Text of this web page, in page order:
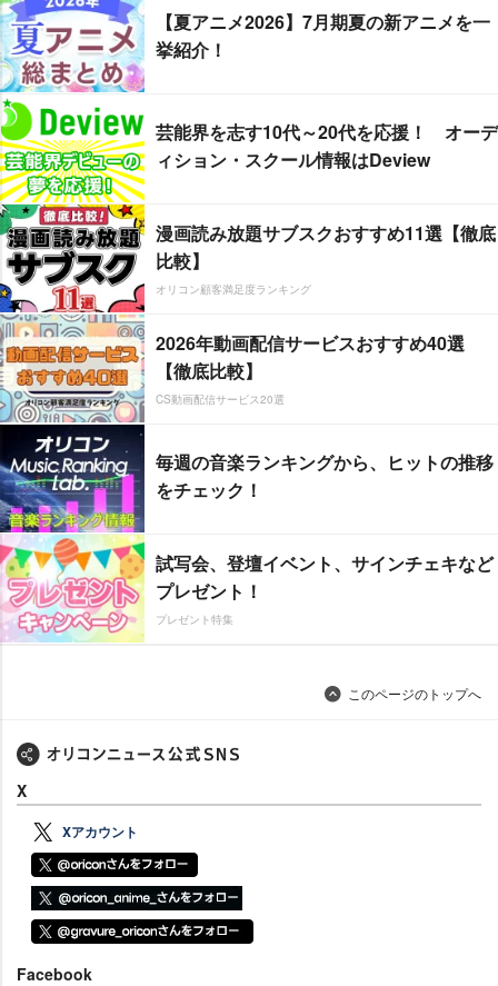
【夏アニメ2026】7月期夏の新アニメを一
挙紹介！
芸能界を志す10代～20代を応援！ オーデ
ィション・スクール情報はDeview
漫画読み放題サブスクおすすめ11選【徹底
比較】
オリコン顧客満足度ランキング
2026年動画配信サービスおすすめ40選
【徹底比較】
CS動画配信サービス20選
毎週の音楽ランキングから、ヒットの推移
をチェック！
試写会、登壇イベント、サインチェキなど
プレゼント！
プレゼント特集
このページのトップへ
X
Xアカウント
Facebook